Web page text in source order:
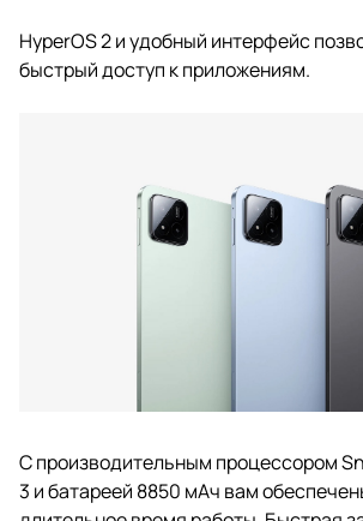
HyperOS 2 и удобный интерфейс
быстрый доступ к приложениям.
С производительным процессором
3 и батареей 8850 мАч вам